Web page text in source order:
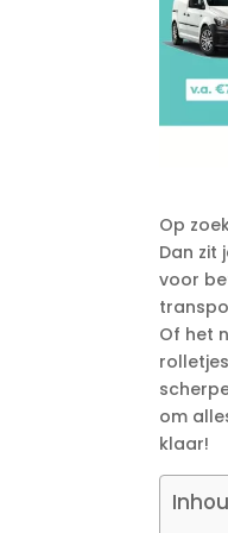
Op
Dan zit
voor
Of het
om
klaar!